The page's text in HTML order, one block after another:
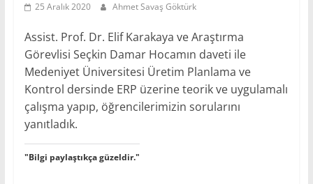
25 Aralık 2020 Ahmet Savaş Göktürk
Assist. Prof. Dr. Elif Karakaya ve Araştırma
Görevlisi Seçkin Damar Hocamın daveti ile
Medeniyet Üniversitesi Üretim Planlama ve
Kontrol dersinde ERP üzerine teorik ve uygulamalı
çalışma yapıp, öğrencilerimizin sorularını
yanıtladık.
"Bilgi paylaştıkça güzeldir."